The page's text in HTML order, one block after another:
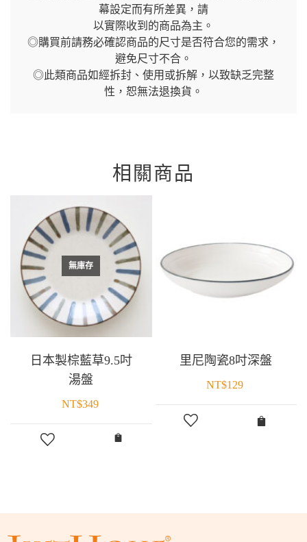
幕設定而有所差異，請
以實際收到的商品為主。
◎購買前請務必確認商品的尺寸是否符合您的需求，
避免尺寸不合。
◎此類商品如經拆封、使用或拆解，以致缺乏完整
性，恕無法退換貨。
相關商品
無庫存
日本製棕藍草9.5吋
湯盤
NT$349
里尼陶瓷8吋深盤
NT$129